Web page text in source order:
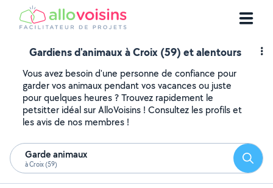
Gardiens d'animaux à Croix (59) et alentours
Vous avez besoin d'une personne de confiance pour
garder vos animaux pendant vos vacances ou juste
pour quelques heures ? Trouvez rapidement le
petsitter idéal sur AlloVoisins ! Consultez les profils et
les avis de nos membres !
Garde animaux
à Croix (59)